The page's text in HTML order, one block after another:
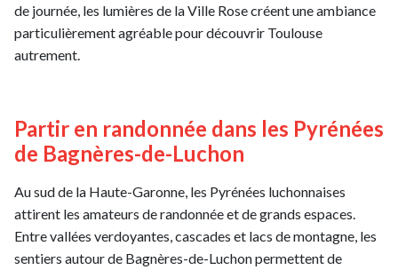
de journée, les lumières de la Ville Rose créent une ambiance
particulièrement agréable pour découvrir Toulouse
autrement.
Partir en randonnée dans les Pyrénées
de Bagnères-de-Luchon
Au sud de la Haute-Garonne, les Pyrénées luchonnaises
attirent les amateurs de randonnée et de grands espaces.
Entre vallées verdoyantes, cascades et lacs de montagne, les
sentiers autour de Bagnères-de-Luchon permettent de